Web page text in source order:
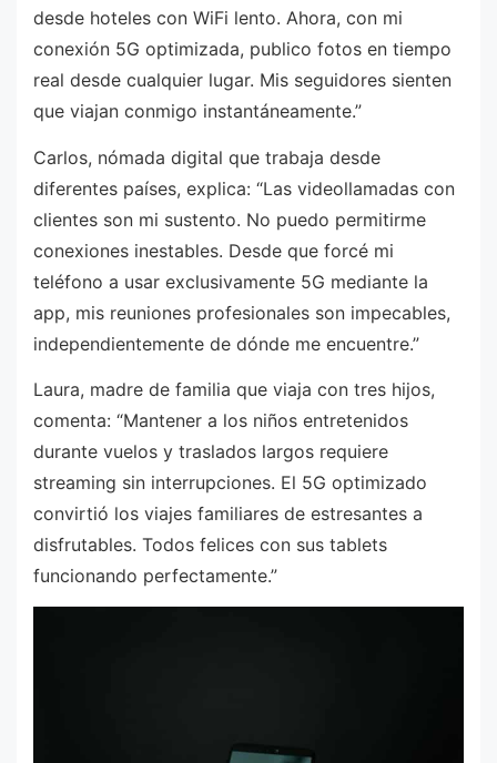
desde hoteles con WiFi lento. Ahora, con mi
conexión 5G optimizada, publico fotos en tiempo
real desde cualquier lugar. Mis seguidores sienten
que viajan conmigo instantáneamente.”
Carlos, nómada digital que trabaja desde
diferentes países, explica: “Las videollamadas con
clientes son mi sustento. No puedo permitirme
conexiones inestables. Desde que forcé mi
teléfono a usar exclusivamente 5G mediante la
app, mis reuniones profesionales son impecables,
independientemente de dónde me encuentre.”
Laura, madre de familia que viaja con tres hijos,
comenta: “Mantener a los niños entretenidos
durante vuelos y traslados largos requiere
streaming sin interrupciones. El 5G optimizado
convirtió los viajes familiares de estresantes a
disfrutables. Todos felices con sus tablets
funcionando perfectamente.”